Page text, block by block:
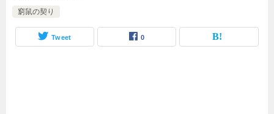
窮鼠の契り
Tweet 0